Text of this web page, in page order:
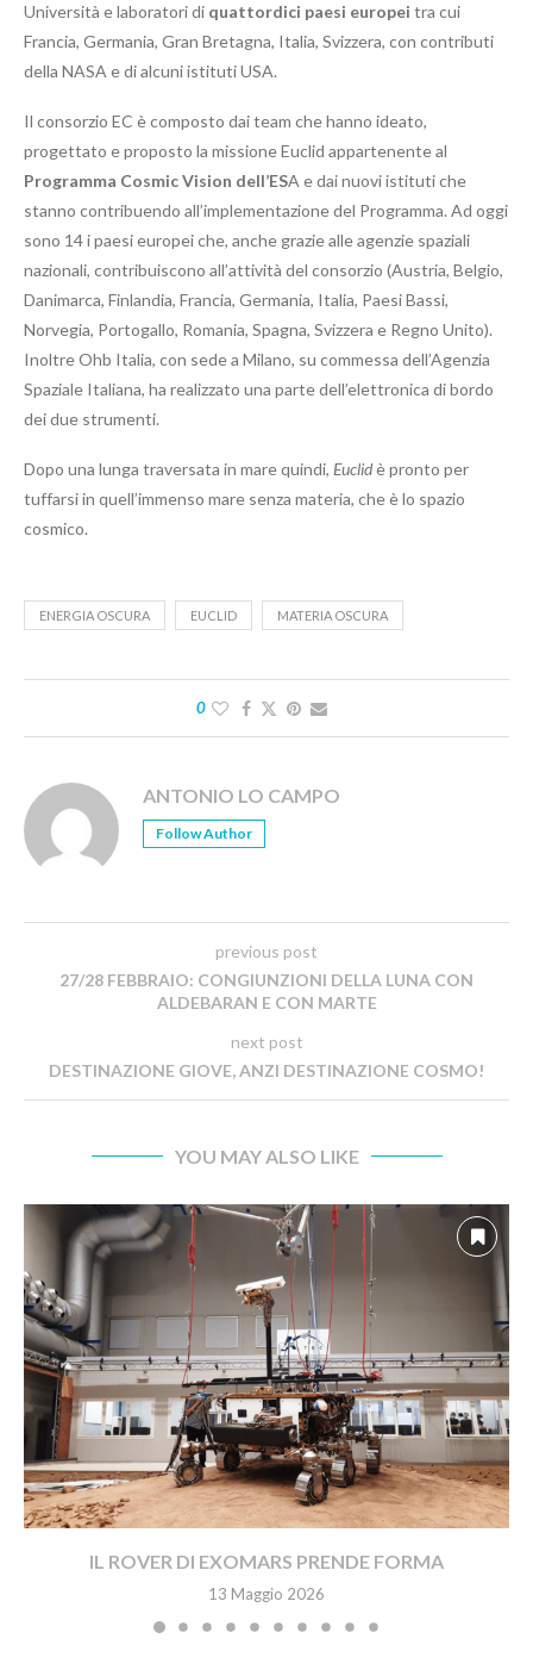
Università e laboratori di quattordici paesi europei tra cui
Francia, Germania, Gran Bretagna, Italia, Svizzera, con contributi
della NASA e di alcuni istituti USA.
Il consorzio EC è composto dai team che hanno ideato,
progettato e proposto la missione Euclid appartenente al
Programma Cosmic Vision dell’ESA e dai nuovi istituti che
stanno contribuendo all’implementazione del Programma. Ad oggi
sono 14 i paesi europei che, anche grazie alle agenzie spaziali
nazionali, contribuiscono all’attività del consorzio (Austria, Belgio,
Danimarca, Finlandia, Francia, Germania, Italia, Paesi Bassi,
Norvegia, Portogallo, Romania, Spagna, Svizzera e Regno Unito).
Inoltre Ohb Italia, con sede a Milano, su commessa dell’Agenzia
Spaziale Italiana, ha realizzato una parte dell’elettronica di bordo
dei due strumenti.
Dopo una lunga traversata in mare quindi, Euclidè pronto per
tuffarsi in quell’immenso mare senza materia, che è lo spazio
cosmico.
ENERGIA OSCURA EUCLID MATERIA OSCURA
0
ANTONIO LO CAMPO
Follow Author
previous post
27/28 FEBBRAIO: CONGIUNZIONI DELLA LUNA CON
ALDEBARAN E CON MARTE
next post
DESTINAZIONE GIOVE, ANZI DESTINAZIONE COSMO!
YOU MAY ALSO LIKE
IL ROVER DI EXOMARS PRENDE FORMA
13 Maggio 2026